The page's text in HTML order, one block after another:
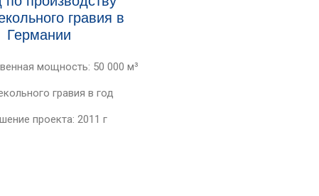
гравия в
Германии
мощность: 50 000 м³
гравия в год
проекта: 2011 г